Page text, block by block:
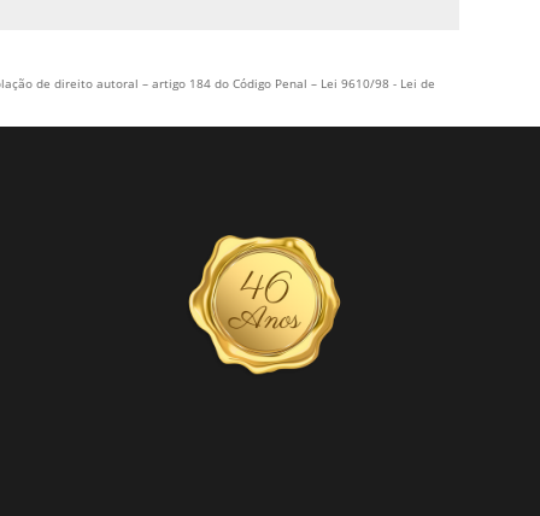
de direito autoral – artigo 184 do Código Penal – Lei 9610/98 - Lei de